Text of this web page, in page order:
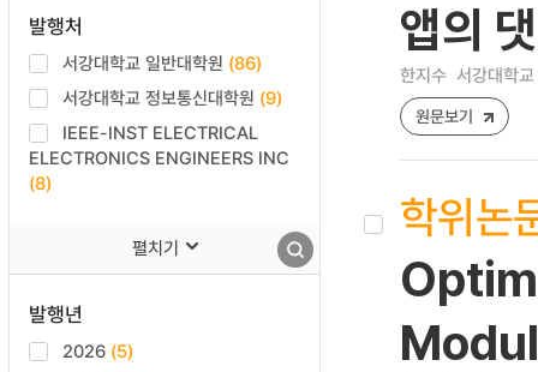
발행처
서강대학교 일반대학원 (86)
서강대학교 정보통신대학원 (9)
IEEE-INST ELECTRICAL
ELECTRONICS ENGINEERS INC
(8)
펼치기
발행년
2026 (5)
앱의
한지수 서강대학
원문보기
학위논